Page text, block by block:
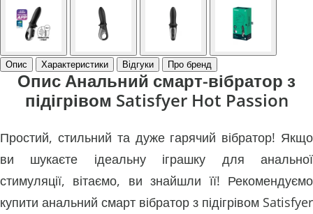
Опис Характеристики Відгуки Про бренд
Опис Анальний смарт-вібратор з
підігрівом Satisfyer Hot Passion
Простий, стильний та дуже гарячий вібратор! Якщо
ви шукаєте ідеальну іграшку для анальної
стимуляції, вітаємо, ви знайшли її! Рекомендуємо
купити анальний смарт вібратор з підігрівом Satisfyer